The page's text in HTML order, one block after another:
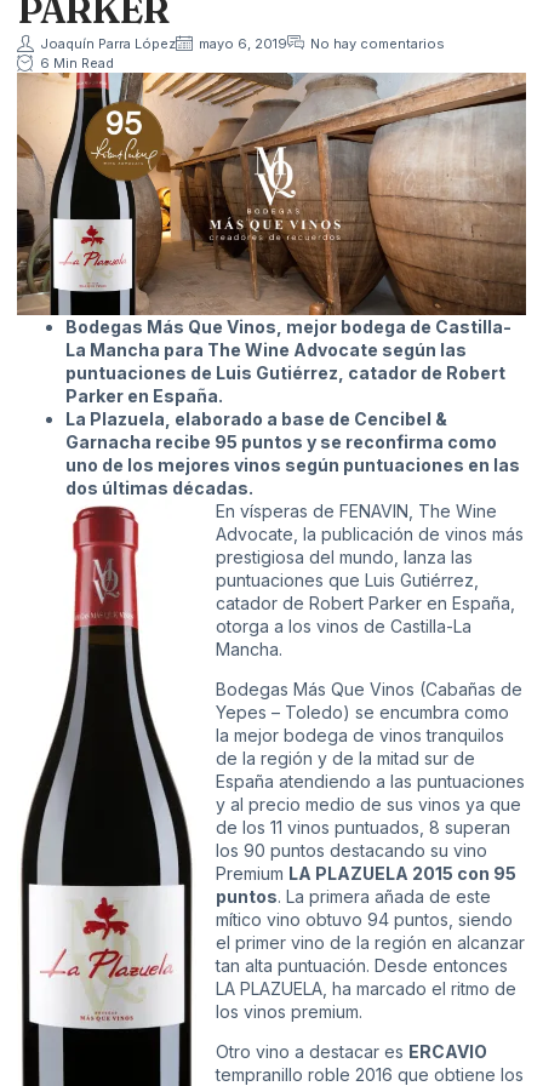
PARKER
Joaquín Parra López mayo 6, 2019
No hay comentarios
6 Min Read
Bodegas Más Que Vinos, mejor bodega de Castilla-
La Mancha para The Wine Advocate según las
puntuaciones de Luis Gutiérrez, catador de Robert
Parker en España.
La Plazuela, elaborado a base de Cencibel &
Garnacha recibe 95 puntos y se reconfirma como
uno de los mejores vinos según puntuaciones en las
dos últimas décadas.
En vísperas de FENAVIN, The Wine
Advocate, la publicación de vinos más
prestigiosa del mundo, lanza las
puntuaciones que Luis Gutiérrez,
catador de Robert Parker en España,
otorga a los vinos de Castilla-La
Mancha.
Bodegas Más Que Vinos (Cabañas de
Yepes – Toledo) se encumbra como
la mejor bodega de vinos tranquilos
de la región y de la mitad sur de
España atendiendo a las puntuaciones
y al precio medio de sus vinos ya que
de los 11 vinos puntuados, 8 superan
los 90 puntos destacando su vino
Premium LA PLAZUELA 2015 con 95
puntos. La primera añada de este
mítico vino obtuvo 94 puntos, siendo
el primer vino de la región en alcanzar
tan alta puntuación. Desde entonces
LA PLAZUELA, ha marcado el ritmo de
los vinos premium.
Otro vino a destacar es ERCAVIO
tempranillo roble 2016 que obtiene los